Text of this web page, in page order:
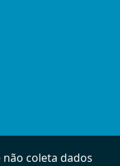
coleta dados